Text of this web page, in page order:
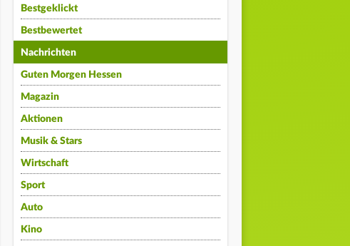
Bestgeklickt
Bestbewertet
Nachrichten
Guten Morgen Hessen
Magazin
Aktionen
Musik & Stars
Wirtschaft
Sport
Auto
Kino